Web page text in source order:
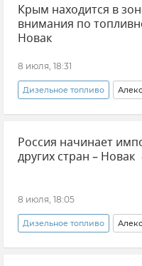
Топливно-энергетический
Крым находится в
внимания по
Новак
8 июля, 18:31
Дизельное топливо
Топливо Топливо в
Севастополь Крым
Россия начинает
других стран – Новак
8 июля, 18:05
Дизельное топливо
Россия Топливо